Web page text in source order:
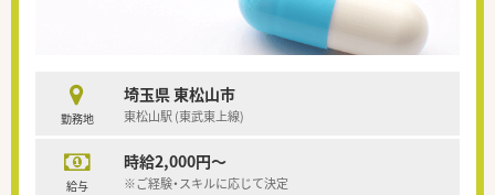
勤務地
埼玉県 東松山市
東松山駅 (東武東上線)
給与
時給2,000円～
※ご経験・スキルに応じて決定